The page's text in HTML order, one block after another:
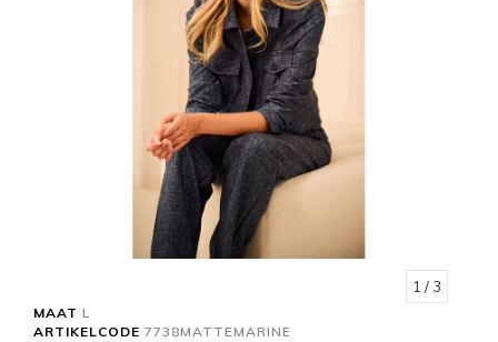
1 / 3
MAAT L
ARTIKELCODE 7738MATTEMARINE